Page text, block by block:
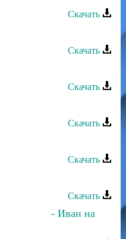
Скачать
Скачать
Скачать
Скачать
Скачать
Скачать
Мереуца - Иван на